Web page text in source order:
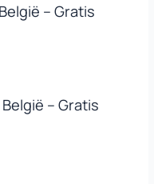
– Gratis
– Gratis